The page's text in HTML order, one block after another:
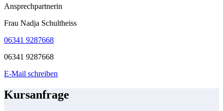
Ansprechpartnerin
Frau Nadja Schultheiss
06341 9287668
06341 9287668
E-Mail schreiben
Kursanfrage